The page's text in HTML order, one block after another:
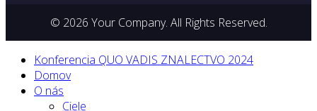
© 2026 Your Company. All Rights Reserved.
Konferencia QUO VADIS ZNALECTVO 2024
Domov
O nás
Ciele